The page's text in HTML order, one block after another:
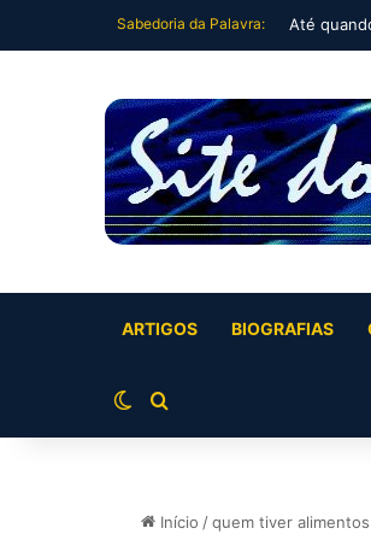
Sabedoria da Palavra: Até
ARTIGOS BIOGRAFIAS
Switch skin
Buscar por
Início /quem tiver